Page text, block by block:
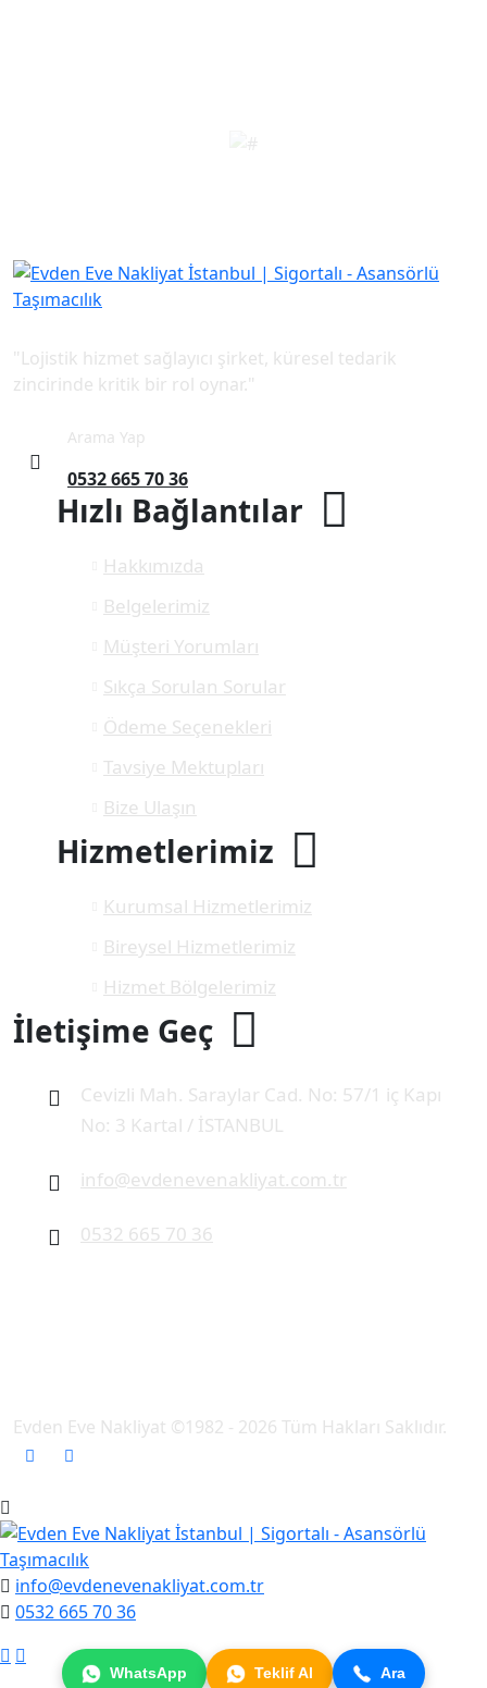
"Lojistik hizmet sağlayıcı şirket, küresel tedarik
zincirinde kritik bir rol oynar."
Arama Yap
0532 665 70 36
Hızlı Bağlantılar
Hakkımızda
Belgelerimiz
Müşteri Yorumları
Sıkça Sorulan Sorular
Ödeme Seçenekleri
Tavsiye Mektupları
Bize Ulaşın
Hizmetlerimiz
Kurumsal Hizmetlerimiz
Bireysel Hizmetlerimiz
Hizmet Bölgelerimiz
İletişime Geç
Cevizli Mah. Saraylar Cad. No: 57/1 iç Kapı
No: 3 Kartal / İSTANBUL
info@evdenevenakliyat.com.tr
0532 665 70 36
Evden Eve Nakliyat ©1982 - 2026 Tüm Hakları Saklıdır.
WhatsApp Teklif Al Ara
info@evdenevenakliyat.com.tr
0532 665 70 36